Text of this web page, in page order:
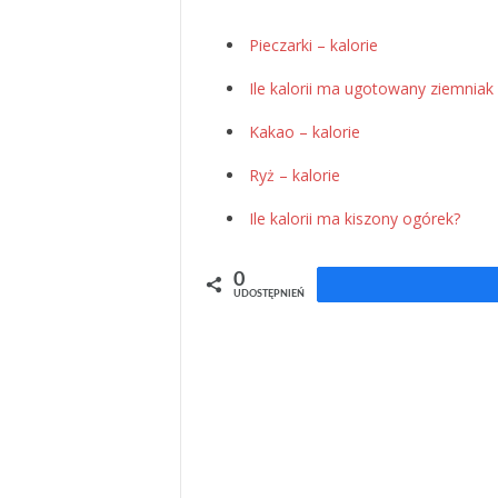
Pieczarki – kalorie
Ile kalorii ma ugotowany ziemniak
Kakao – kalorie
Ryż – kalorie
Ile kalorii ma kiszony ogórek?
0
UDOSTĘPNIEŃ